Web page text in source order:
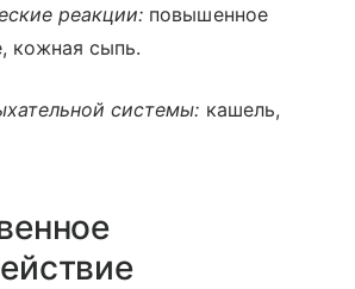
реакции: повышенное
кожная сыпь.
системы: кашель,